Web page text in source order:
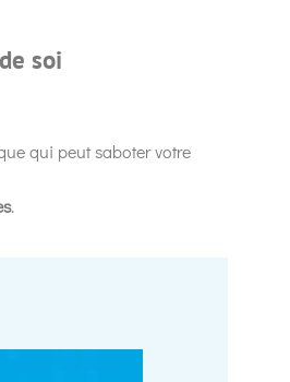
soi
qui peut saboter votre
.